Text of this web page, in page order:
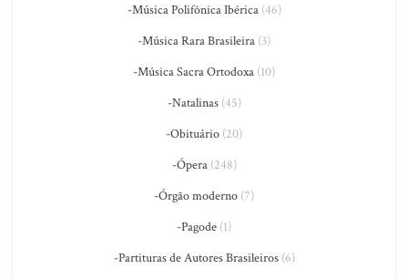
-Música Polifônica Ibérica(46)
-Música Rara Brasileira (3)
-Música Sacra Ortodoxa (10)
-Natalinas(45)
-Obituário (20)
-Ópera(248)
-Órgão moderno (7)
-Pagode (1)
-Partituras de Autores Brasileiros(6)